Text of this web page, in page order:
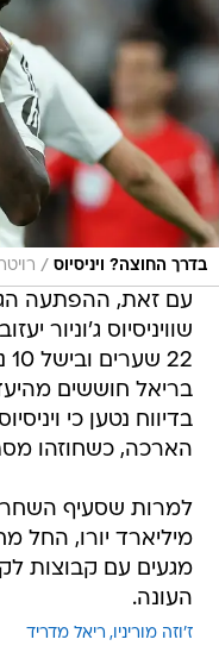
בדרך החוצה? ויניסיוס /
עם זאת, ההפתעה
בריאל חוששים
בדיווח נטען כי
הארכה, כשחוזהו
למרות שסעיף
מיליארד יורו, החל
מגעים עם קבוצות
העונה.
ז'וזה מוריניו ריאל מדריד